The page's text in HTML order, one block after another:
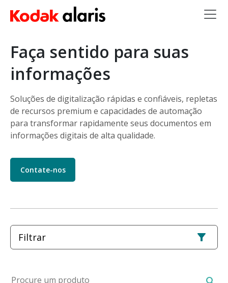
Skip to main content
Faça sentido para suas
informações
Soluções de digitalização rápidas e confiáveis, repletas
de recursos premium e capacidades de automação
para transformar rapidamente seus documentos em
informações digitais de alta qualidade.
Contate-nos
Filtrar
Procure um produto